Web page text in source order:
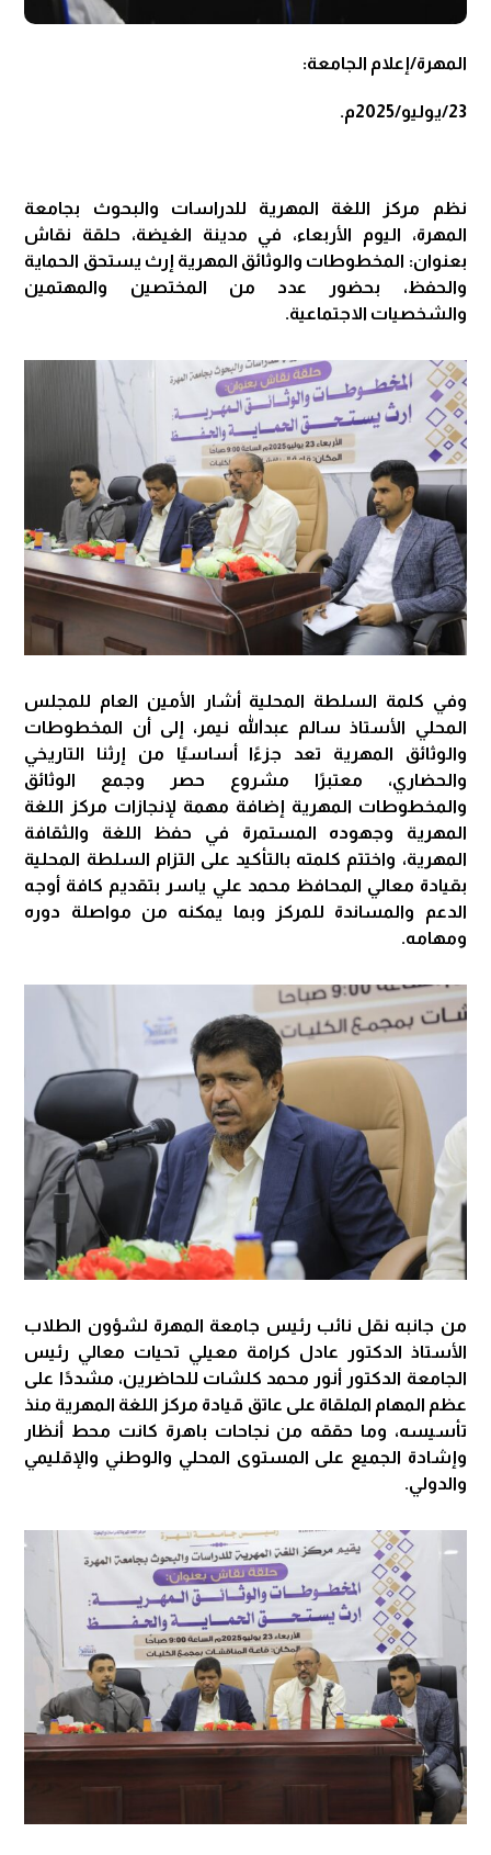
المهرة/إعلام الجامعة:
23/يوليو/2025م.
نظم مركز اللغة المهرية للدراسات والبحوث بجامعة
المهرة، اليوم الأربعاء، في مدينة الغيضة، حلقة نقاش
بعنوان: المخطوطات والوثائق المهرية إرث يستحق الحماية
والحفظ، بحضور عدد من المختصين والمهتمين
والشخصيات الاجتماعية.
وفي كلمة السلطة المحلية أشار الأمين العام للمجلس
المحلي الأستاذ سالم عبدالله نيمر، إلى أن المخطوطات
والوثائق المهرية تعد جزءًا أساسيًا من إرثنا التاريخي
والحضاري، معتبرًا مشروع حصر وجمع الوثائق
والمخطوطات المهرية إضافة مهمة لإنجازات مركز اللغة
المهرية وجهوده المستمرة في حفظ اللغة والثقافة
المهرية، واختتم كلمته بالتأكيد على التزام السلطة المحلية
بقيادة معالي المحافظ محمد علي ياسر بتقديم كافة أوجه
الدعم والمساندة للمركز وبما يمكنه من مواصلة دوره
ومهامه.
من جانبه نقل نائب رئيس جامعة المهرة لشؤون الطلاب
الأستاذ الدكتور عادل كرامة معيلي تحيات معالي رئيس
الجامعة الدكتور أنور محمد كلشات للحاضرين، مشددًا على
عظم المهام الملقاة على عاتق قيادة مركز اللغة المهرية منذ
تأسيسه، وما حققه من نجاحات باهرة كانت محط أنظار
وإشادة الجميع على المستوى المحلي والوطني والإقليمي
والدولي.